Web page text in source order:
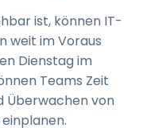
ist, können IT-
weit im Voraus
Dienstag im
Teams Zeit
Überwachen von